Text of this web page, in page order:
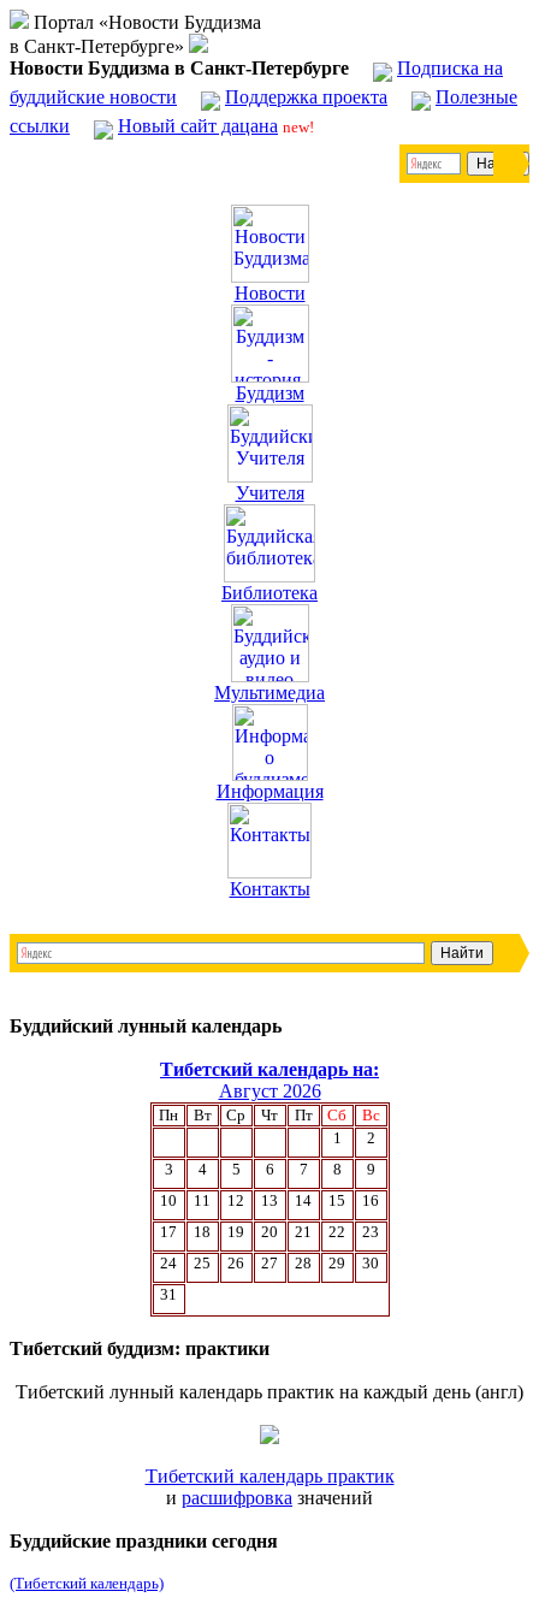
Портал «Новости Буддизма
в Санкт-Петербурге»
Новости Буддизма в Санкт-Петербурге
Подписка на
буддийские новости
Поддержка проекта
Полезные
ссылки
Новый сайт дацана new!
Новости
Буддизм
Учителя
Библиотека
Мультимедиа
Информация
Контакты
Буддийский лунный календарь
Тибетский календарь на:
Август 2026
Пн Вт Ср Чт Пт Сб
Вс
1
2
3
4 5 6 7 8
9
10
11 12 13 14 15
16
17
18 19 20 21 22
23
24
25 26 27 28 29
30
31
Тибетский буддизм: практики
Тибетский лунный календарь практик на каждый день (англ)
Тибетский календарь практик
и расшифровка значений
Буддийские праздники сегодня
(Тибетский календарь)